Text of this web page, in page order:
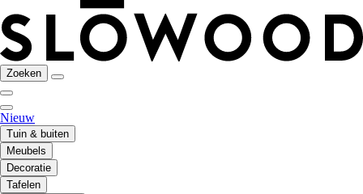
Zoeken
Nieuw
Tuin & buiten
Meubels
Decoratie
Tafelen